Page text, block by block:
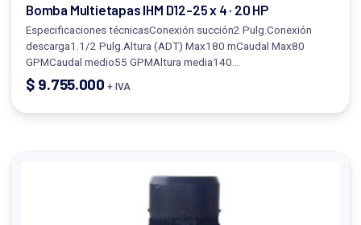
Bomba Multietapas IHM D12-25 x 4 · 20 HP
Especificaciones técnicasConexión succión2 Pulg.Conexión
descarga1.1/2 Pulg.Altura (ADT) Max180 mCaudal Max80
GPMCaudal medio55 GPMAltura media140…
$ 9.755.000 + IVA